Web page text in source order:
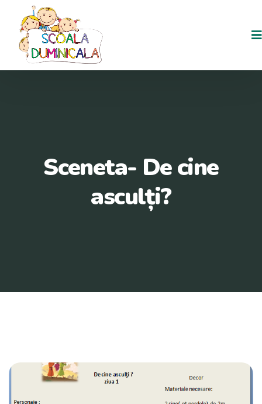
content
Sceneta- De cine
asculți?